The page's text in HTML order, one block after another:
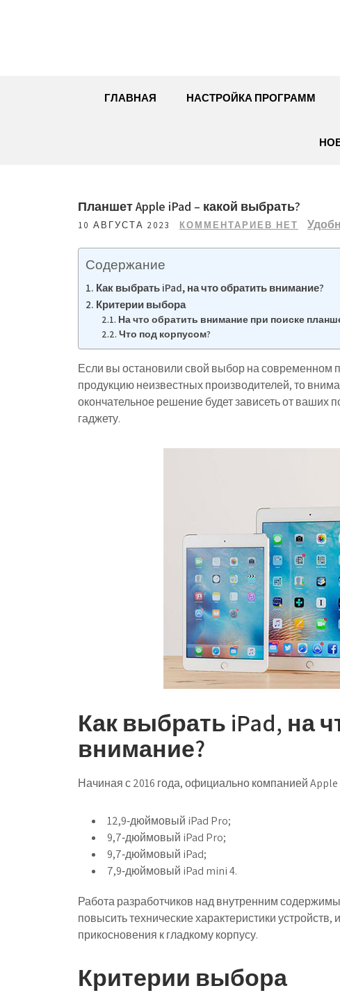
ГЛАВНАЯ НАСТРОЙКА ПРОГРАММ
Планшет Apple iPad – какой выбрать?
10 АВГУСТА 2023 КОММЕНТАРИЕВ НЕТ
Содержание
Как выбрать iPad, на что обратить внимание?
Критерии выбора
На что обратить внимание при поиске
Что под корпусом?
Если вы остановили свой выбор на современном
продукцию неизвестных производителей, то
окончательное решение будет зависеть от
гаджету.
Как выбрать iPad, на
внимание?
Начиная с 2016 года, официально компанией
12,9‑дюймовый iPad Pro;
9,7‑дюймовый iPad Pro;
9,7‑дюймовый iPad;
7,9‑дюймовый iPad mini 4.
Работа разработчиков над внутренним
повысить технические характеристики
прикосновения к гладкому корпусу.
Критерии выбора